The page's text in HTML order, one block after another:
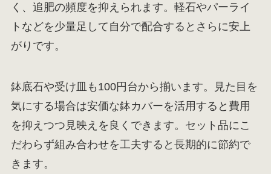
く、追肥の頻度を抑えられます。軽石やパーライ
トなどを少量足して自分で配合するとさらに安上
がりです。
鉢底石や受け皿も100円台から揃います。見た目を
気にする場合は安価な鉢カバーを活用すると費用
を抑えつつ見映えを良くできます。セット品にこ
だわらず組み合わせを工夫すると長期的に節約で
きます。